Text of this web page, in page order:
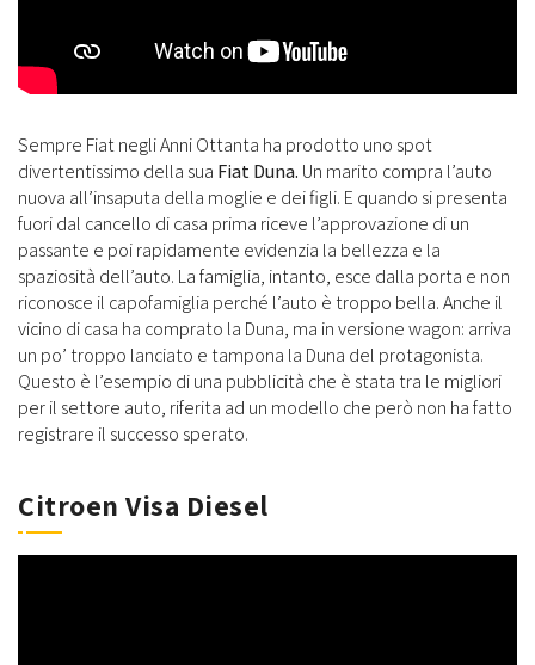
Sempre Fiat negli Anni Ottanta ha prodotto uno spot
divertentissimo della sua Fiat Duna. Un marito compra l’auto
nuova all’insaputa della moglie e dei figli. E quando si presenta
fuori dal cancello di casa prima riceve l’approvazione di un
passante e poi rapidamente evidenzia la bellezza e la
spaziosità dell’auto. La famiglia, intanto, esce dalla porta e non
riconosce il capofamiglia perché l’auto è troppo bella. Anche il
vicino di casa ha comprato la Duna, ma in versione wagon: arriva
un po’ troppo lanciato e tampona la Duna del protagonista.
Questo è l’esempio di una pubblicità che è stata tra le migliori
per il settore auto, riferita ad un modello che però non ha fatto
registrare il successo sperato.
Citroen Visa Diesel